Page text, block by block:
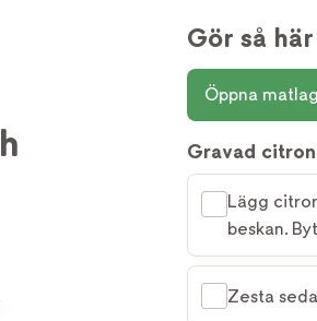
Gör så här
Öppna
Gravad
Lägg
beskan.
Zesta